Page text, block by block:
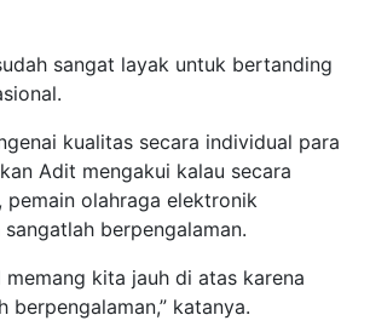
sangat layak untuk bertanding
kualitas secara individual para
Adit mengakui kalau secara
pemain olahraga elektronik
berpengalaman.
memang kita jauh di atas karena
berpengalaman,” katanya.